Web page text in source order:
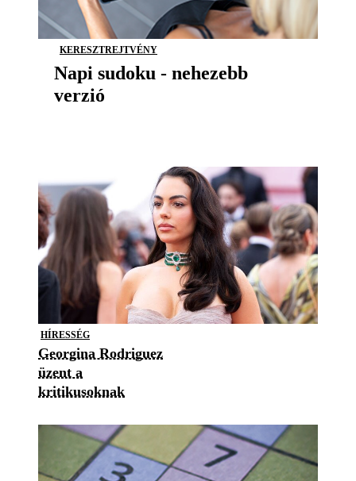
KERESZTREJTVÉNY
Napi sudoku - nehezebb
verzió
HÍRESSÉG
Georgina Rodriguez
üzent a
kritikusoknak